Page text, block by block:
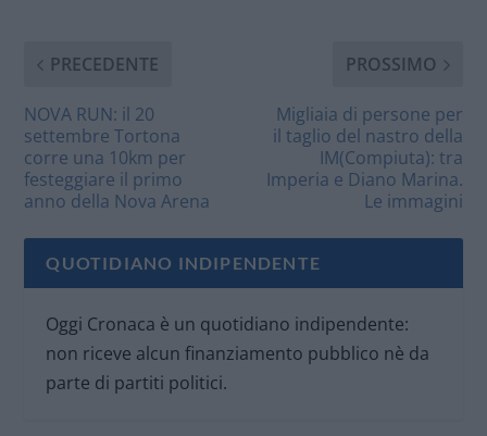
PRECEDENTE
NOVA RUN: il 20
settembre Tortona
corre una 10km per
festeggiare il primo
anno della Nova Arena
PROSSIMO
Migliaia di persone per
il taglio del nastro della
IM(Compiuta): tra
Imperia e Diano Marina.
Le immagini
QUOTIDIANO INDIPENDENTE
Oggi Cronaca è un quotidiano indipendente:
non riceve alcun finanziamento pubblico nè da
parte di partiti politici.